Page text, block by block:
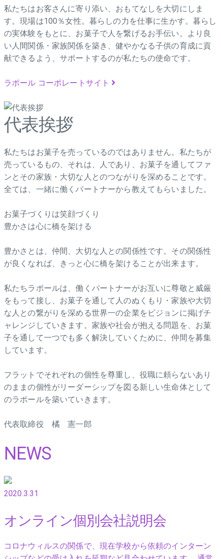
私たちはお客さんに寄り添い、おもてなしを大切にしま
す。現場は100％女性。暮らしの力を仕事に生かす。暮らし
の実体験をもとに、お菓子で人を繋げるお手伝い。より良
い人間関係・家族関係を築き、健やかなる子供の育成に貢
献できるよう、サポートするのが私たちの使命です。
ラポール コーポレートサイト
代表挨拶
私たちはお菓子を売っているのではありません。私たちが
売っているもの、それは、人であり、お菓子を通してファ
ンとその家族・大切な人とのつながりを深めることです。
全ては、一緒に働くパートナーから教えてもらいました。
お菓子づくりは笑顔づくり
豊かさは心に橋を架ける
豊かさとは、仲間、大切な人との関係性です。その関係性
が良くなれば、きっと心に橋を架けることが出来ます。
私たちラポールは、働くパートナーがお互いに尊敬と威厳
をもって接し、お菓子を通して人のぬくもり・家族や大切
な人との繋がりを深める世界一の企業をビジョンに掲げチ
ャレンジしていきます。家族や社会が抱える問題を、お菓
子を通して一つでも多く解決していくために、仲間を募集
しています。
フラットでそれぞれの個性を尊重し、役職に頼らないあり
のままの個性がリーダーシップを図る新しい生命体として
のラポールを築いていきます。
代表取締役 橘 憲一郎
NEWS
2020.3.31
オンライン個別会社説明会
コロナウィルスの関係で、現在学校から依頼のインターン